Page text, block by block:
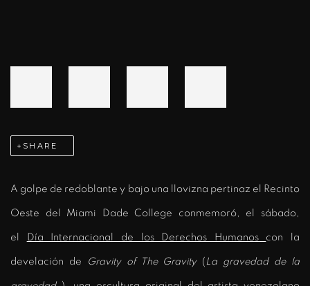
SHARE
A golpe de redoblante y bajo una llovizna pertinaz el Recinto
Oeste del Miami Dade College conmemoró, el sábado,
el Día Internacional de los Derechos Humanos con la
develación de Gravity of The Gravity (La gravedad de la